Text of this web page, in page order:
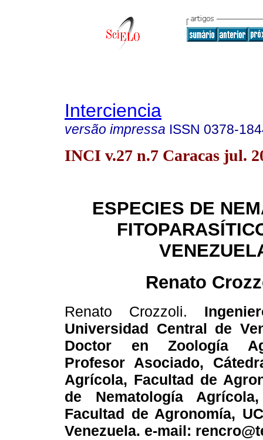
Interciencia
versão impressa ISSN 0378-
INCI v.27 n.7 Caracas jul.
ESPECIES DE
Renato
Renato Crozzoli.
Universidad Central de
Doctor en Zoología
Profesor Asociado,
Agrícola, Facultad de
de Nematología
Facultad de Agronomía,
Venezuela. e-mail: